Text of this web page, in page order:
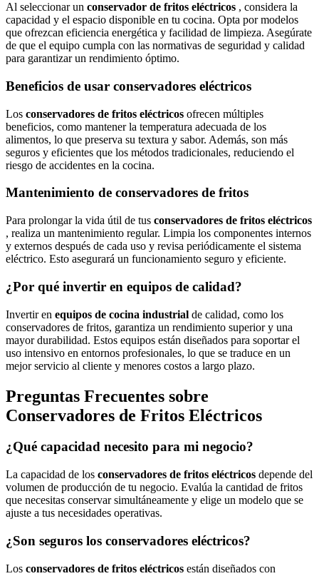
Al seleccionar un conservador de fritos eléctricos , considera la
capacidad y el espacio disponible en tu cocina. Opta por modelos
que ofrezcan eficiencia energética y facilidad de limpieza. Asegúrate
de que el equipo cumpla con las normativas de seguridad y calidad
para garantizar un rendimiento óptimo.
Beneficios de usar conservadores eléctricos
Los conservadores de fritos eléctricos ofrecen múltiples
beneficios, como mantener la temperatura adecuada de los
alimentos, lo que preserva su textura y sabor. Además, son más
seguros y eficientes que los métodos tradicionales, reduciendo el
riesgo de accidentes en la cocina.
Mantenimiento de conservadores de fritos
Para prolongar la vida útil de tus conservadores de fritos eléctricos
, realiza un mantenimiento regular. Limpia los componentes internos
y externos después de cada uso y revisa periódicamente el sistema
eléctrico. Esto asegurará un funcionamiento seguro y eficiente.
¿Por qué invertir en equipos de calidad?
Invertir en equipos de cocina industrial de calidad, como los
conservadores de fritos, garantiza un rendimiento superior y una
mayor durabilidad. Estos equipos están diseñados para soportar el
uso intensivo en entornos profesionales, lo que se traduce en un
mejor servicio al cliente y menores costos a largo plazo.
Preguntas Frecuentes sobre
Conservadores de Fritos Eléctricos
¿Qué capacidad necesito para mi negocio?
La capacidad de los conservadores de fritos eléctricos depende del
volumen de producción de tu negocio. Evalúa la cantidad de fritos
que necesitas conservar simultáneamente y elige un modelo que se
ajuste a tus necesidades operativas.
¿Son seguros los conservadores eléctricos?
Los conservadores de fritos eléctricos están diseñados con